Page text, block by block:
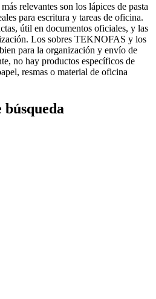
relevantes son los lápices de pasta
para escritura y tareas de oficina.
útil en documentos oficiales, y las
Los sobres TEKNOFAS y los
para la organización y envío de
no hay productos específicos de
resmas o material de oficina
búsqueda